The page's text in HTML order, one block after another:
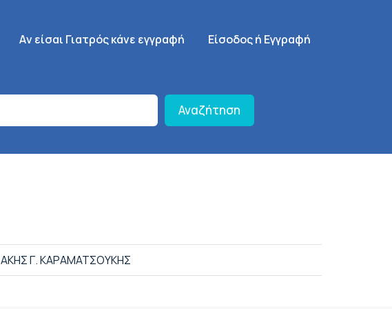
Κεντρική πλοήγηση
Aν είσαι Γιατρός κάνε εγγραφή SignUp Menu
Είσοδος ή Εγγραφή
Αναζήτηση
ΑΚΗΣ Γ. ΚΑΡΑΜΑΤΣΟΥΚΗΣ